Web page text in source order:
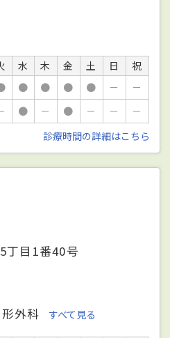
水 木 金 土 日
祝
● ● ● ● －
－
● － ● － －
－
診療時間の詳細はこちら
丁目1番40号
外科 すべて見る